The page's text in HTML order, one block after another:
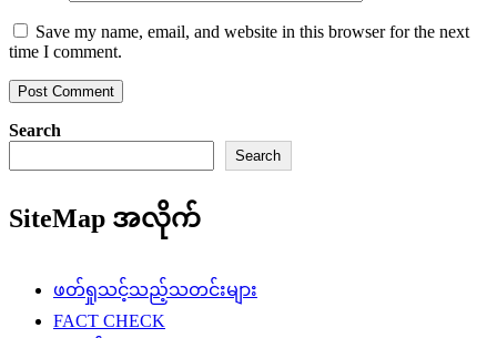
Save my name, email, and website in this browser for the next
time I comment.
Search
Search
SiteMap အလိုက်
ဖတ်ရှုသင့်သည့်သတင်းများ
FACT CHECK